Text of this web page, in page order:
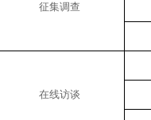
征集调查
在线访谈